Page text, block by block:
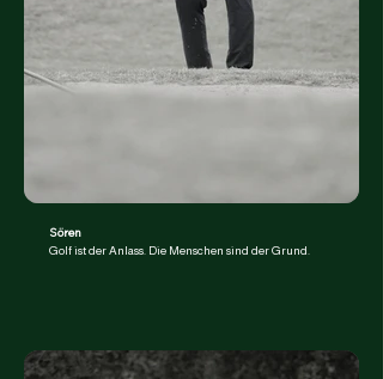
Sören
Golf ist der Anlass. Die Menschen sind der Grund.